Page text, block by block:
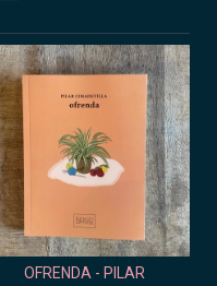
OFRENDA - PILAR